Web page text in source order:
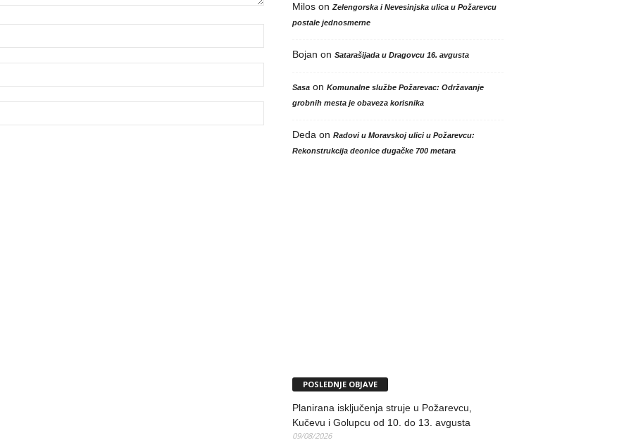
Miloson Zelengorska i Nevesinjska ulica u Požarevcu
postale jednosmerne
Bojan on Satarašijada u Dragovcu 16. avgusta
Sasaon Komunalne službe Požarevac: Održavanje
grobnih mesta je obaveza korisnika
Deda on Radovi u Moravskoj ulici u Požarevcu:
Rekonstrukcija deonice dugačke 700 metara
POSLEDNJE OBJAVE
Planirana isključenja struje u Požarevcu,
Kučevu i Golupcu od 10. do 13. avgusta
09/08/2026